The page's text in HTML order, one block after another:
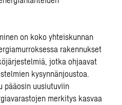
on koko yhteiskunnan
rakennukset
jotka ohjaavat
kysynnänjoustoa.
pääosin uusiutuviin
merkitys kasvaa